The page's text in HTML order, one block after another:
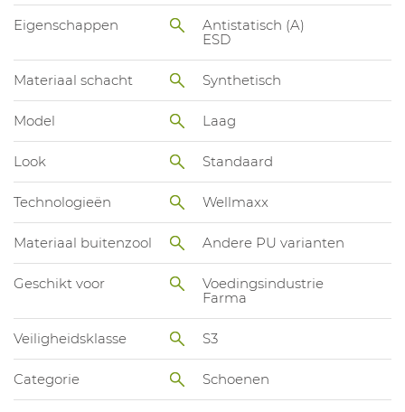
Eigenschappen
Antistatisch (A)
ESD
Materiaal schacht Synthetisch
Model Laag
Look Standaard
Technologieën Wellmaxx
Materiaal buitenzool Andere PU varianten
Geschikt voor
Voedingsindustrie
Farma
Veiligheidsklasse S3
Categorie Schoenen